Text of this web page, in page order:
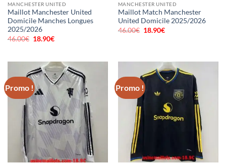
MANCHESTER UNITED
Maillot Manchester United
Domicile Manches Longues
2025/2026
46.00€ Le
46.00€.
18.90€Le
18.90€.
MANCHESTER UNITED
Maillot Match Manchester
United Domicile 2025/2026
46.00€ Le
18.90€Le
Promo ! Promo !